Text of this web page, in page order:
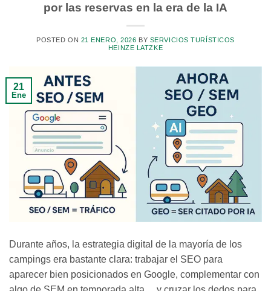
por las reservas en la era de la IA
POSTED ON 21 ENERO, 2026 BY SERVICIOS TURÍSTICOS
HEINZE LATZKE
21
Ene
Durante años, la estrategia digital de la mayoría de los
campings era bastante clara: trabajar el SEO para
aparecer bien posicionados en Google, complementar con